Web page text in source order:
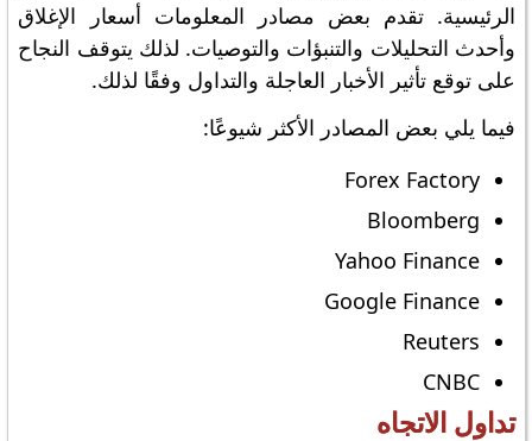
الرئيسية. تقدم بعض مصادر المعلومات أسعار الإغلاق
وأحدث التحليلات والتنبؤات والتوصيات. لذلك يتوقف النجاح
على توقع تأثير الأخبار العاجلة والتداول وفقًا لذلك.
فيما يلي بعض المصادر الأكثر شيوعًا:
Forex Factory
Bloomberg
Yahoo Finance
Google Finance
Reuters
CNBC
تداول الاتجاه